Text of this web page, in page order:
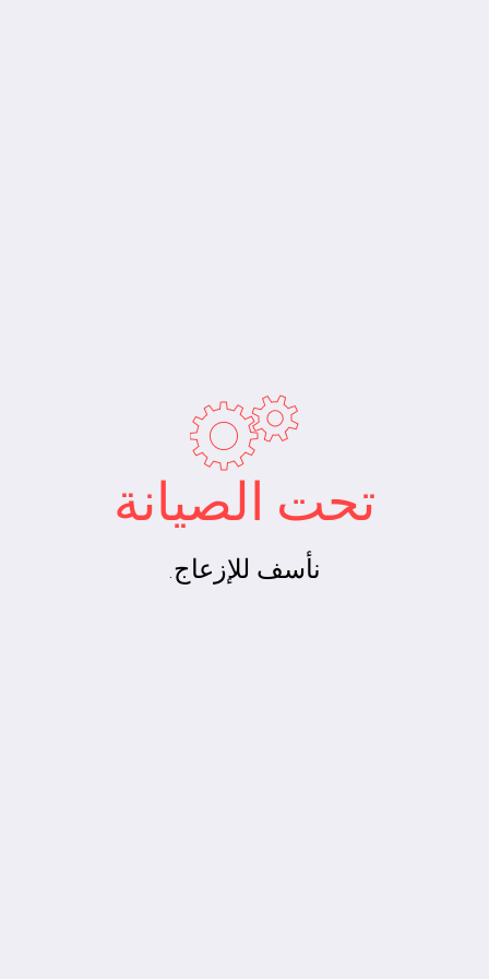
تحت الصيانة
نأسف للإزعاج.